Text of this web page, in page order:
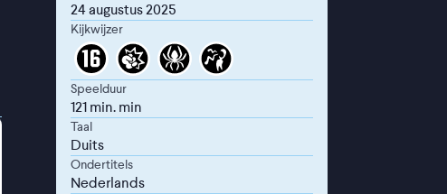
24 augustus 2025
Kijkwijzer
Speelduur
121 min. min
Taal
Duits
Ondertitels
Nederlands